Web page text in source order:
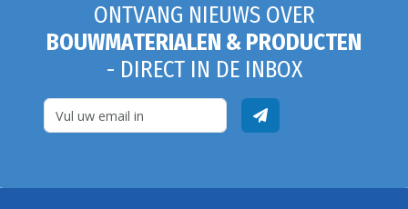
ONTVANG NIEUWS OVER
BOUWMATERIALEN & PRODUCTEN
- DIRECT IN DE INBOX